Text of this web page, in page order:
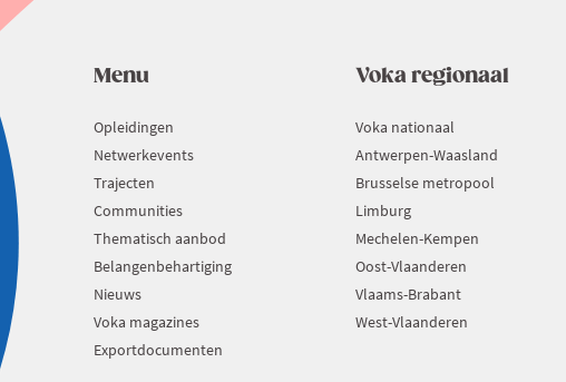
Menu
Opleidingen
Netwerkevents
Trajecten
Communities
Thematisch aanbod
Belangenbehartiging
Nieuws
Voka magazines
Exportdocumenten
Voka regionaal
Voka nationaal
Antwerpen-Waasland
Brusselse metropool
Limburg
Mechelen-Kempen
Oost-Vlaanderen
Vlaams-Brabant
West-Vlaanderen